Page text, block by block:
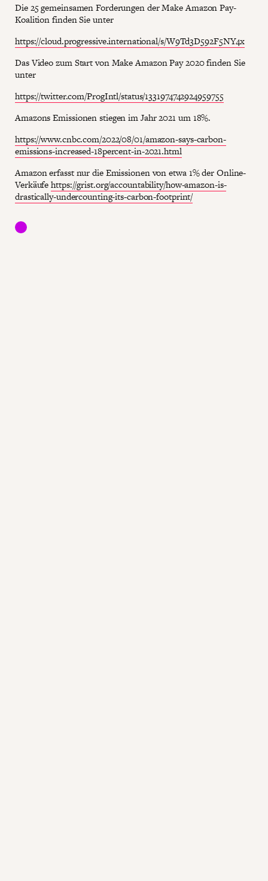
Die 25 gemeinsamen Forderungen der Make Amazon Pay-
Koalition finden Sie unter
https://cloud.progressive.international/s/W9Td3D592F5NY4x
Das Video zum Start von Make Amazon Pay 2020 finden Sie
unter
https://twitter.com/ProgIntl/status/1331974742924959755
Amazons Emissionen stiegen im Jahr 2021 um 18%.
https://www.cnbc.com/2022/08/01/amazon-says-carbon-
emissions-increased-18percent-in-2021.html
Amazon erfasst nur die Emissionen von etwa 1% der Online-
Verkäufehttps://grist.org/accountability/how-amazon-is-
drastically-undercounting-its-carbon-footprint/